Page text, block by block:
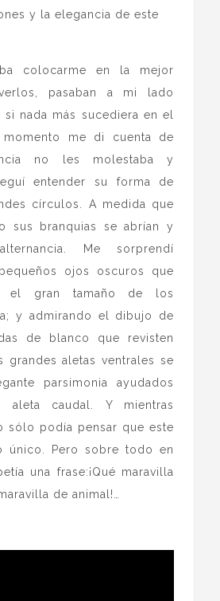
y la elegancia de este
colocarme en la mejor
pasaban a mi lado
nada más sucediera en el
momento me di cuenta de
no les molestaba y
entender su forma de
círculos. A medida que
sus branquias se abrían y
Me sorprendí
ojos oscuros que
el gran tamaño de los
y admirando el dibujo de
de blanco que revisten
grandes aletas ventrales se
parsimonia ayudados
caudal. Y mientras
sólo podía pensar que este
único. Pero sobre todo en
una frase:¡Qué maravilla
de animal!…